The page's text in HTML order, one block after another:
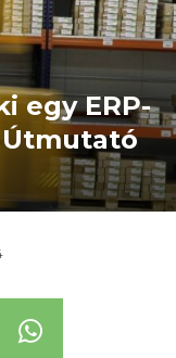
egy ERP-
Útmutató